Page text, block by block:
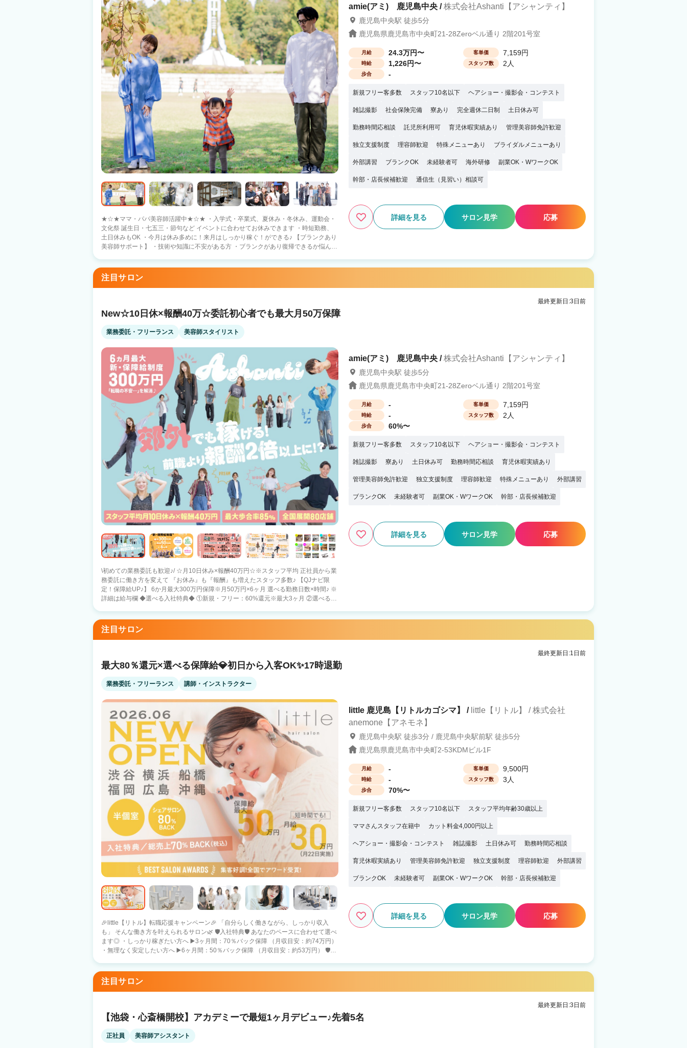
はぜひお気軽にお問合せ下さい♪
★☆★ママ・パパ美容師活躍中★☆★ ・入学式・卒業式、夏休み・冬休み、運動会・
文化祭 誕生日・七五三・節句など イベントに合わせてお休みできます ・時短勤務、
土日休みもOK ・今月は休み多めに！来月はしっかり稼ぐ！ができる♪ 【ブランクあり
美容師サポート】 ・技術や知識に不安がある方 ・ブランクがあり復帰できるか悩んで
ト】 土日休み/Wワーク/週1～もOK！ 時短勤務・スポット出勤可能 子持ち美容師もた
くさん活躍中 ②【高待遇・充実の手当】 ・口コミ手当 ・勤続年数増など プチボーナ
べる雇用形態】 業務委託or雇用 ⑥【グループの安定経営】 全国60店舗の成長企業
2024年1月鹿児島中央・2月梅田・赤羽出店予定 ⑦【スタッフ満足度93%】 美容師
300名以上に選ばれています ⑧【交通費支給】 全額支給しています！ ⑨【社会保険完
備】 ・健康保険 ・厚生年金保険 ・介護保険 ・雇用保険 ・労災保険 ※時給に関しては
一都三県 1226円～ それ以外の地域 1177円～ (経験能力を考慮)
amie(アミ) 鹿児島中央 /株式会社Ashanti【アシャンティ】
鹿児島中央駅 徒歩5分
鹿児島県鹿児島市中央町21-28Zeroベル通り 2階201号室
月給 24.3万円〜 客単価 7,159円
時給 1,226円〜 スタッフ数 2人
歩合 -
新規フリー客多数 スタッフ10名以下 ヘアショー・撮影会・コンテスト
雑誌撮影 社会保険完備 寮あり 完全週休二日制 土日休み可
勤務時間応相談 託児所利用可 育児休暇実績あり 管理美容師免許歓迎
独立支援制度 理容師歓迎 特殊メニューあり ブライダルメニューあり
外部講習 ブランクOK 未経験者可 海外研修 副業OK・WワークOK
幹部・店長候補歓迎 通信生（見習い）相談可
詳細を見る サロン見学 応募
注目サロン
最終更新日:3日前
New☆10日休×報酬40万☆委託初心者でも最大月50万保障
業務委託・フリーランス 美容師スタイリスト
\初めての業務委託も歓迎♪/ ☆月10日休み×報酬40万円☆※スタッフ平均 正社員から業
務委託に働き方を変えて 『お休み』も『報酬』も増えたスタッフ多数♪ 【QJナビ限
定！保障給UP♪】 6か月最大300万円保障※月50万円×6ヶ月 選べる勤務日数×時間♪ ※
詳細は給与欄 ◆選べる入社特典◆ ①新規・フリー：60%還元※最大3ヶ月 ②選べる保
み/週1～/Wワーク/時短勤務 子育て美容師活躍中♪ ②安心の集客力 AWARD受賞！グル
ープ月間客数37,000名 スタッフ平均入客数1日7人 ③高待遇・充実の手当 ・指名歩合
店舗が人気!?スタッフアンケート☆ 『神奈川県のスタッフに働き方を聞いてみた♪』
・自由に休めて推し活楽しんでます♪（橋本店在籍25歳女性） ・正社員時よりもお休
みも増えて報酬は2倍に！（川崎店在籍24歳男性） ・集客が好調！グループ全体でも
売上上位になりました！（海老名店在籍28歳男性） 『東京郊外でも夢が叶えられ
る!?』 ・収入も安定して家を購入！（八王子店在籍36歳男性） ・夫の転勤でも別の店
舗で好きな美容師を続けられています（町田店在籍35歳女性） ・郊外店舗でもキャリ
アアップしてマネージャーに！（蒲田店在籍29歳男性） 都心サロンはもちろん、郊外
サロンでも満足できる入客ができちゃいます！ ご不安な点などは何でもご相談くださ
amie(アミ) 鹿児島中央 /株式会社Ashanti【アシャンティ】
鹿児島中央駅 徒歩5分
鹿児島県鹿児島市中央町21-28Zeroベル通り 2階201号室
月給 - 客単価 7,159円
時給 - スタッフ数 2人
歩合 60%〜
新規フリー客多数 スタッフ10名以下 ヘアショー・撮影会・コンテスト
雑誌撮影 寮あり 土日休み可 勤務時間応相談 育児休暇実績あり
管理美容師免許歓迎 独立支援制度 理容師歓迎 特殊メニューあり 外部講習
ブランクOK 未経験者可 副業OK・WワークOK 幹部・店長候補歓迎
詳細を見る サロン見学 応募
注目サロン
最終更新日:1日前
最大80％還元×選べる保障給💎初日から入客OK✨17時退勤
業務委託・フリーランス 講師・インストラクター
🎉little【リトル】転職応援キャンペーン🎉 「自分らしく働きながら、しっかり収入
も」 そんな働き方を叶えられるサロン🌿 🛡️入社特典🛡️ あなたのペースに合わせて選べ
ます◎ ・しっかり稼ぎたい方へ ▶️3ヶ月間：70％バック保障 （月収目安：約74万円）
・無理なく安定したい方へ ▶️6ヶ月間：50％バック保障 （月収目安：約53万円） 🛡️入
選べる安心サポート✨ 🍀安心の報酬保証🍀 フリー：40％バック 指名 ：50％バック
面貸 ：60％バック 総売上100万（税込）超えると報酬5％UP 100万超えるスタッフ
でボーナスまたは社員旅行制度アリ（韓国予定） 💠お休み 【自由出勤】です♪ ・月６
日 👉 しっかり収入を得たい方 ・月10日 👉 プライベートとのバランスを重視してい
る方 ・月15日 👉 自分らしいペースで安定して働きたい方 ➡️人生をより豊かにできる
環境を整えております🤝 🔄️正社員 ⇔ 業務委託 切り替えOK ✔️まずは正社員で安定 ✔️
little 鹿児島【リトルカゴシマ】 / little【リトル】 / 株式会社
anemone【アネモネ】
鹿児島中央駅 徒歩3分 / 鹿児島中央駅前駅 徒歩5分
鹿児島県鹿児島市中央町2-53KDMビル1F
月給 - 客単価 9,500円
時給 - スタッフ数 3人
歩合 70%〜
新規フリー客多数 スタッフ10名以下 スタッフ平均年齢30歳以上
ママさんスタッフ在籍中 カット料金4,000円以上
ヘアショー・撮影会・コンテスト 雑誌撮影 土日休み可 勤務時間応相談
育児休暇実績あり 管理美容師免許歓迎 独立支援制度 理容師歓迎 外部講習
ブランクOK 未経験者可 副業OK・WワークOK 幹部・店長候補歓迎
詳細を見る サロン見学 応募
注目サロン
最終更新日:3日前
【池袋・心斎橋開校】アカデミーで最短1ヶ月デビュー♪先着5名
正社員 美容師アシスタント